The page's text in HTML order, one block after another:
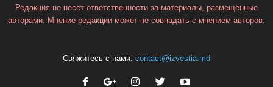
Редакция не несёт ответственности за материалы, размещённые
авторами. Мнение редакции может не совпадать с мнением авторов.
Свяжитесь с нами: contact@izvestia.md